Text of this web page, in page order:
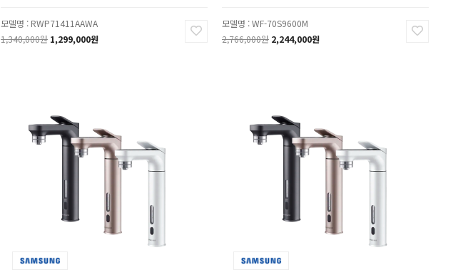
모델명 : RWP71411AAWA
1,340,000원 1,299,000원
모델명 : WF-70S9600M
2,766,000원 2,244,000원